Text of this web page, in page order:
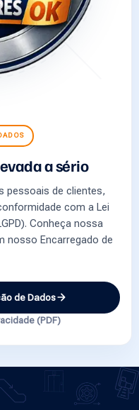
a sério
pessoais de clientes,
com a Lei
Conheça nossa
nosso Encarregado de
de Dados
(PDF)